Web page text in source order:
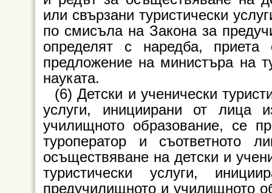
или свързани туристически
по смисъла на Закона за
определят с наредба,
предложение на министъра на
науката.
(6) Детски и ученически
услуги, инициирани от лица
училищното образование, се
туроператор и съответното
осъществяване на детски и
туристически услуги,
предучилищното и училищното